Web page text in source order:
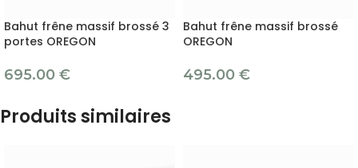
Bahut frêne massif brossé 3
portes OREGON
695.00 €
Bahut frêne massif brossé
OREGON
495.00 €
Produits similaires